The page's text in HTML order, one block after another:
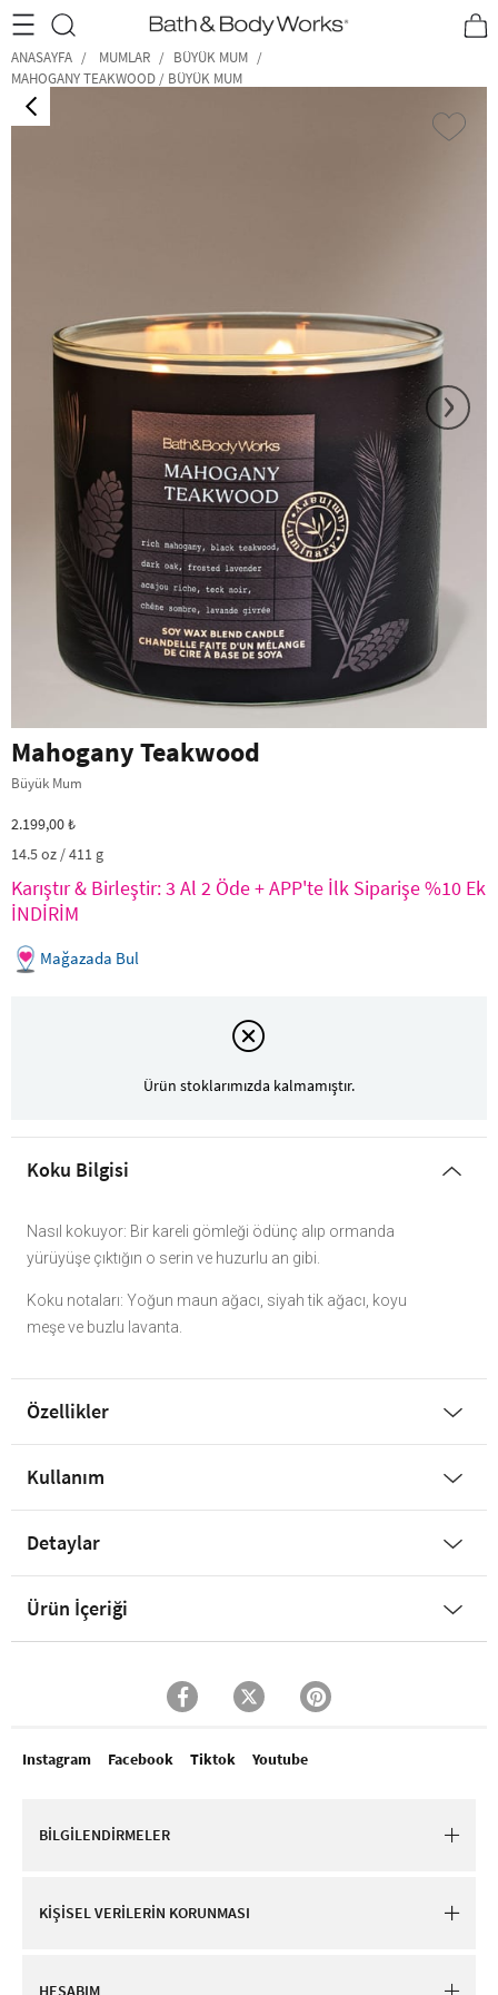
•2200₺ ve Üzeri Kargo Ücretsiz!• *Promosyon Detayları
ANASAYFA MUMLAR
BÜYÜK MUM
MAHOGANY TEAKWOOD / BÜYÜK MUM
‹ ›
Mahogany Teakwood
Büyük Mum
2.199,00 ₺
14.5 oz / 411 g
Karıştır & Birleştir: 3 Al 2 Öde + APP'te İlk Siparişe %10 Ek
İNDİRİM
Mağazada Bul
Ürün stoklarımızda kalmamıştır.
Koku Bilgisi
Nasıl kokuyor: Bir kareli gömleği ödünç alıp ormanda
yürüyüşe çıktığın o serin ve huzurlu an gibi.
Koku notaları: Yoğun maun ağacı, siyah tik ağacı, koyu
meşe ve buzlu lavanta.
Özellikler
Kullanım
Detaylar
Ürün İçeriği
Instagram Facebook Tiktok Youtube
BİLGİLENDİRMELER
KİŞİSEL VERİLERİN KORUNMASI
HESABIM